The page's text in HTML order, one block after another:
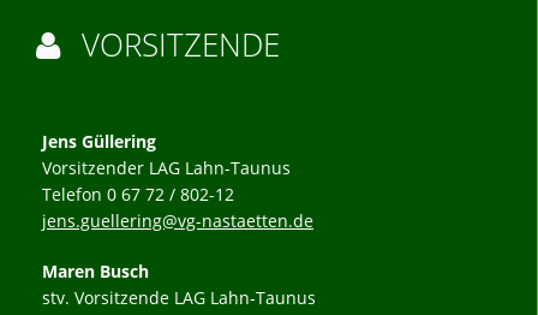
 VORSITZENDE
Jens Güllering
Vorsitzender LAG Lahn-Taunus
Telefon 0 67 72 / 802-12
jens.guellering@vg-nastaetten.de
Maren Busch
stv. Vorsitzende LAG Lahn-Taunus